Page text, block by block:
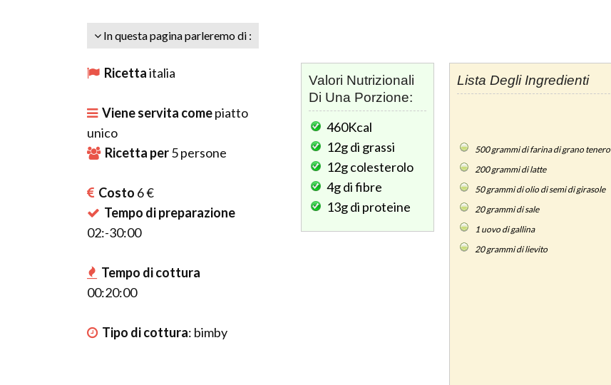
In questa pagina parleremo di :
Ricettaitalia
Viene servita comepiatto
unico
Ricetta per5persone
Costo 6 €
Tempo di preparazione
02:-30:00
Tempo di cottura
00:20:00
Tipo di cottura: bimby
Lista Degli Ingredienti
500grammi di farina di grano tenero
200grammi di latte
50grammi di olio di semi di girasole
20grammi di sale
1uovo di gallina
20grammi di lievito
Valori Nutrizionali
Di Una Porzione:
460Kcal
12gdi grassi
12gcolesterolo
4gdi fibre
13gdi proteine